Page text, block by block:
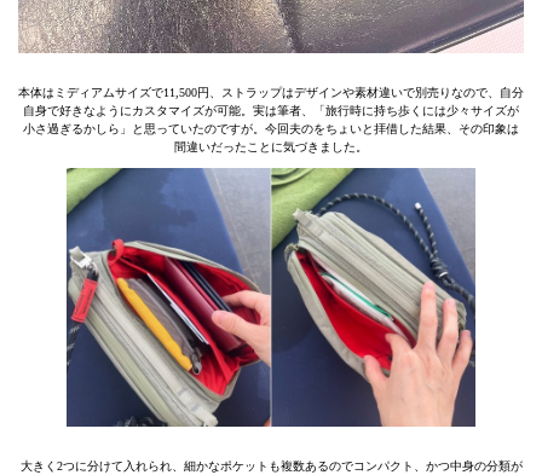
本体はミディアムサイズで11,500円、ストラップはデザインや素材違いで別売りなので、自分
自身で好きなようにカスタマイズが可能。実は筆者、「旅行時に持ち歩くには少々サイズが
小さ過ぎるかしら」と思っていたのですが。今回夫のをちょいと拝借した結果、その印象は
間違いだったことに気づきました。
大きく2つに分けて入れられ、細かなポケットも複数あるのでコンパクト、かつ中身の分類が